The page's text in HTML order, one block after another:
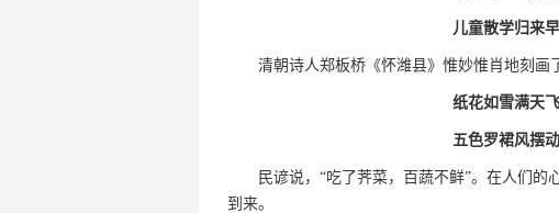
儿童散学归来
清朝诗人郑板桥《怀潍县》惟妙惟肖地刻画
纸花如雪满天
五色罗裙风摆
民谚说，“吃了荠菜，百蔬不鲜”。在人们
到来。